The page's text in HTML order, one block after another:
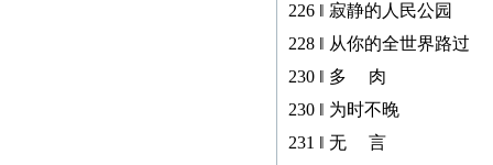
226 ‖ 寂静的人民公园
228 ‖ 从你的全世界路过
230 ‖ 多 肉
230 ‖ 为时不晚
231 ‖ 无 言